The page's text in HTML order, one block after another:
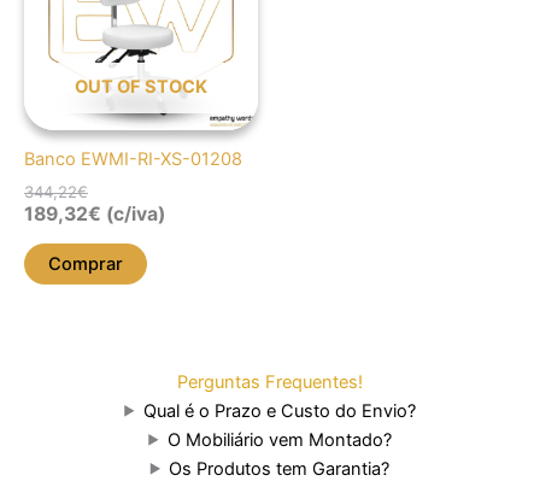
OUT OF STOCK
Banco EWMI-RI-XS-01208
344,22€
189,32€ (c/iva)
Comprar
Perguntas Frequentes!
Qual é o Prazo e Custo do Envio?
O Mobiliário vem Montado?
Os Produtos tem Garantia?